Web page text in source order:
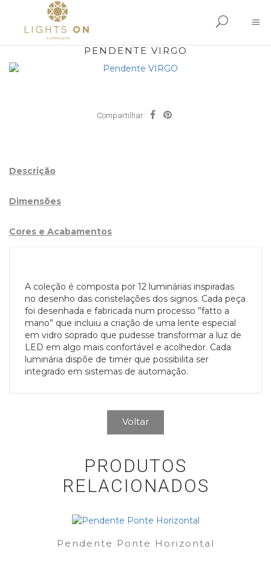
PENDENTE VIRGO
Compartilhar:
Descrição
Dimensões
Cores e Acabamentos
A coleção é composta por 12 luminárias inspiradas
no desenho das constelações dos signos. Cada peça
foi desenhada e fabricada num processo ”fatto a
mano” que incluiu a criação de uma lente especial
em vidro soprado que pudesse transformar a luz de
LED em algo mais confortável e acolhedor. Cada
luminária dispõe de timer que possibilita ser
integrado em sistemas de automação.
Voltar
PRODUTOS
RELACIONADOS
Pendente Ponte Horizontal